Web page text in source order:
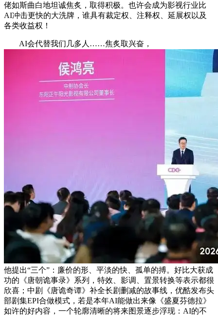
佬如斯曲白地坦诚焦炙，取得积极。也许会成为影视行业比
AI冲击更快的大洗牌，谁具有裁定权、注释权、延展权以及
各类收益权！
AI会代替我们几多人……焦炙取兴奋，
他提出“三个”：廉价的形、平淡的快、孤单的搏。好比大获成
功的《唐朝诡事录》系列，特效、影调、置景转换等表示都很
欣喜；中剧《唐诡奇谭》补全长剧删减的故事线，优酷发布头
部剧集EPI合做模式，若是本年AI能做出来像《盛夏芬德拉》
如许的好内容，一个轮廓清晰的将来图景逐步浮现：AI的不